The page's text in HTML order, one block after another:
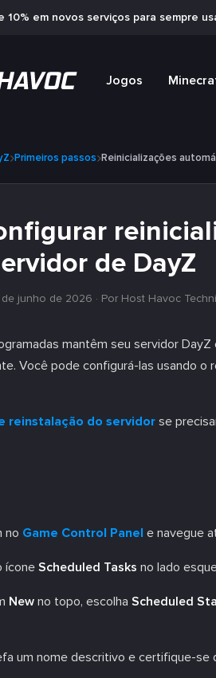
10% em novos serviços para sempre
Jogos
Primeiros passos Reinicializações
de DayZ
junho de 2026 · Por Host Havoc
mantêm seu servidor
Você pode configurá-las usando o
reinstalação do servidor se
no Game Control Panel e navegue
ícone Scheduled Tasks no lado
New no topo, escolha Scheduled
um nome descritivo e certifique-se